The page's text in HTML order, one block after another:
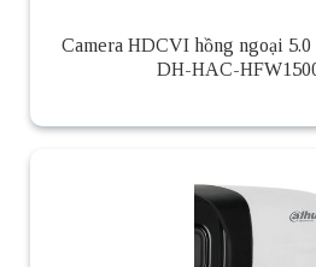
Camera HDCVI hồng ngoại
DH-HAC-